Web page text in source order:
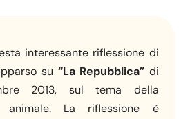
interessante riflessione di
su “La Repubblica” di
2013, sul tema della
animale. La riflessione è